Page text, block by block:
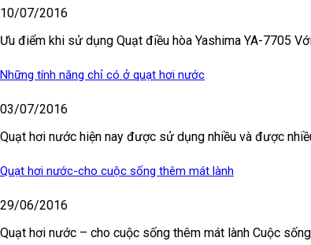
10/07/2016
Ưu điểm khi sử dụng Quạt điều hòa Yashima YA-7705
Những tính năng chỉ có ở quạt hơi nước
03/07/2016
Quạt hơi nước hiện nay được sử dụng nhiều và được
Quạt hơi nước-cho cuộc sống thêm mát lành
29/06/2016
Quạt hơi nước – cho cuộc sống thêm mát lành Cuộc